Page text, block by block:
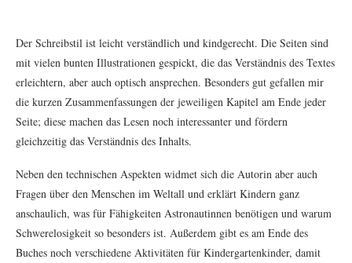
Der Schreibstil ist leicht verständlich und kindgerecht. Die Seiten sind
mit vielen bunten Illustrationen gespickt, die das Verständnis des Textes
erleichtern, aber auch optisch ansprechen. Besonders gut gefallen mir
die kurzen Zusammenfassungen der jeweiligen Kapitel am Ende jeder
Seite; diese machen das Lesen noch interessanter und fördern
gleichzeitig das Verständnis des Inhalts.
Neben den technischen Aspekten widmet sich die Autorin aber auch
Fragen über den Menschen im Weltall und erklärt Kindern ganz
anschaulich, was für Fähigkeiten Astronautinnen benötigen und warum
Schwerelosigkeit so besonders ist. Außerdem gibt es am Ende des
Buches noch verschiedene Aktivitäten für Kindergartenkinder, damit